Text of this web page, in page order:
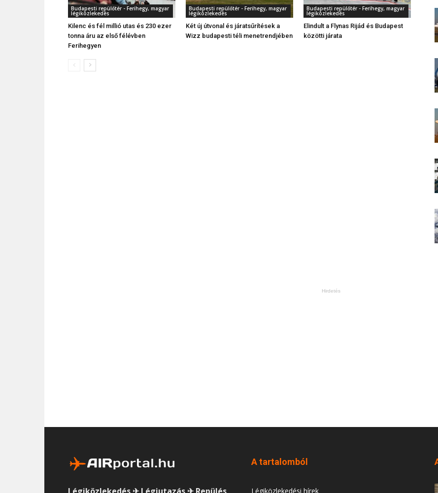
Budapesti repülőtér - Ferihegy, magyar
légiközlekedés
Kilenc és fél millió utas és 230 ezer
tonna áru az első félévben
Ferihegyen
Budapesti repülőtér - Ferihegy, magyar
légiközlekedés
Két új útvonal és járatsűrítések a
Wizz budapesti téli menetrendjében
Budapesti repülőtér - Ferihegy, magyar
légiközlekedés
Elindult a Flynas Rijád és Budapest
közötti járata
Hirdetés
A tartalomból
Légiközlekedési hírek